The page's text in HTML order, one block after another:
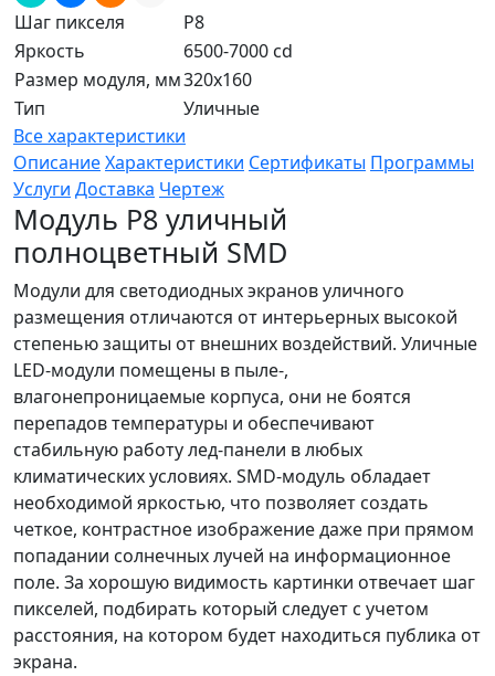
Шаг пикселя
P8
Яркость
6500-7000 cd
Размер модуля, мм320x160
Тип
Уличные
Все характеристики
ОписаниеХарактеристики Сертификаты Программы
Услуги Доставка Чертеж
Модуль P8 уличный
полноцветный SMD
Модули для светодиодных экранов уличного
размещения отличаются от интерьерных высокой
степенью защиты от внешних воздействий. Уличные
LED-модули помещены в пыле-,
влагонепроницаемые корпуса, они не боятся
перепадов температуры и обеспечивают
стабильную работу лед-панели в любых
климатических условиях. SMD-модуль обладает
необходимой яркостью, что позволяет создать
четкое, контрастное изображение даже при прямом
попадании солнечных лучей на информационное
поле. За хорошую видимость картинки отвечает шаг
пикселей, подбирать который следует с учетом
расстояния, на котором будет находиться публика от
экрана.